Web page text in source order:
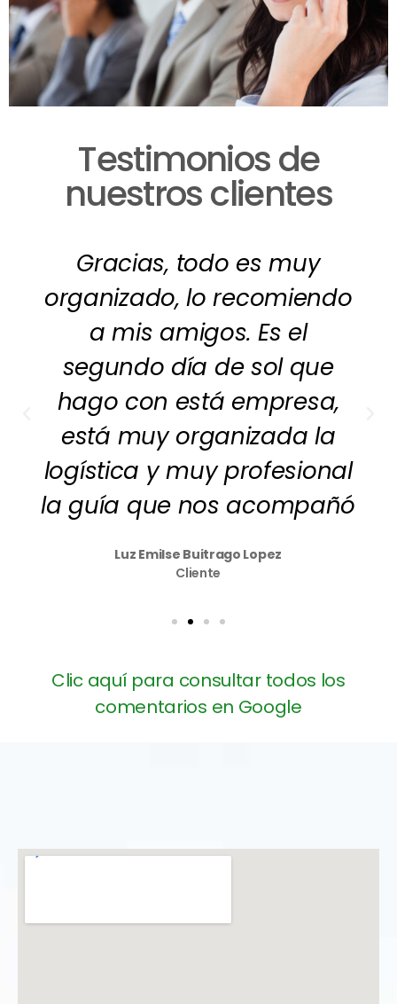
Testimonios de
nuestros clientes
Gracias, todo es muy
organizado, lo recomiendo
a mis amigos. Es el
segundo día de sol que
hago con está empresa,
está muy organizada la
logística y muy profesional
la guía que nos acompañó
Luz Emilse Buitrago Lopez
Cliente
Clic aquí para consultar todos los
comentarios en Google